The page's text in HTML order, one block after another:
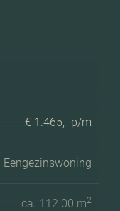
€ 1.465,- p/m
Eengezinswoning
ca. 112.00 m2